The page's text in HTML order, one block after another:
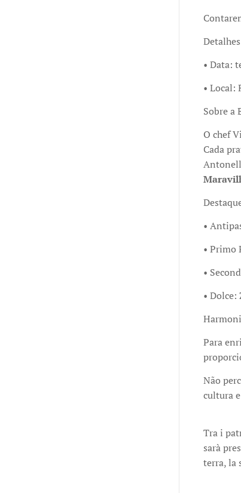
• Data:
• Local:
Sobre a
O chef
Cada
•
• Primo
•
• Dolce:
Para
Não
cultura
Tra i
sarà
terra, la